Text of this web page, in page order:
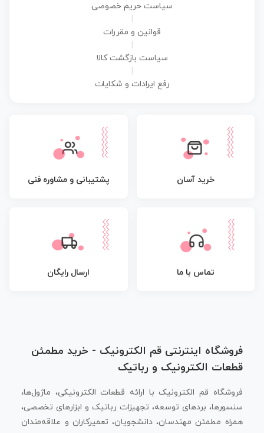
سیاست حریم خصوصی
قوانین و مقررات
سیاست بازگشت کالا
رفع ایرادات و شکایات
خرید آسان پشتیبانی و مشاوره فنی
تماس با ما ارسال رایگان
فروشگاه اینترنتی قم الکترونیک - خرید مطمئن
قطعات الکترونیک و رباتیک
فروشگاه قم الکترونیک با ارائه قطعات الکترونیکی، ماژول‌ها،
سنسورها، بردهای توسعه، تجهیزات رباتیک و ابزارهای تخصصی،
همراه مطمئن مهندسان، دانشجویان، تعمیرکاران و علاقه‌مندان